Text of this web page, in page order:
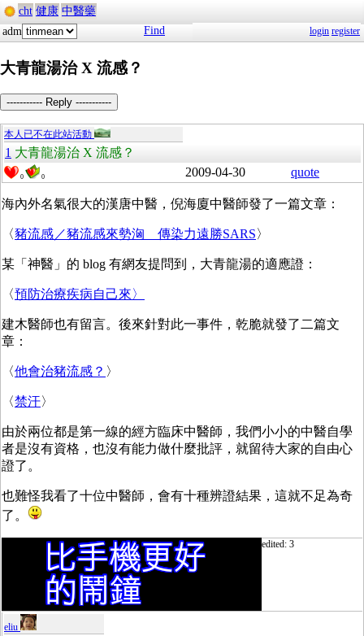
cht 健康 中醫藥
adm
Find login register
大青龍湯治 X 流感？
----------- Reply -----------
本人已不在此站活動
1 大青龍湯治 X 流感？
0 0 2009-04-30 quote
海內外名氣很大的漢唐中醫，倪海廈中醫師發了一篇文章：
〈豬流感／豬流感來勢洶 傳染力遠勝SARS〉
某「神醫」的 blog 有網友提問到，大青龍湯的適應證：
〈預防治療疾病自己來〉
建木醫師也有留言。後來針對此一事件，乾脆就發了二篇文
章：
〈他會治豬流感？ 〉
〈禁汗〉
由於兩位都是第一線的經方臨床中醫師，我們小小的中醫自學
者是沒有資格，也沒有能力做什麼批評，就留待大家的自由心
證了。
也難怪我看了十位中醫師，會有十種辨證結果，這就不足為奇
了。
edited: 3
eliu